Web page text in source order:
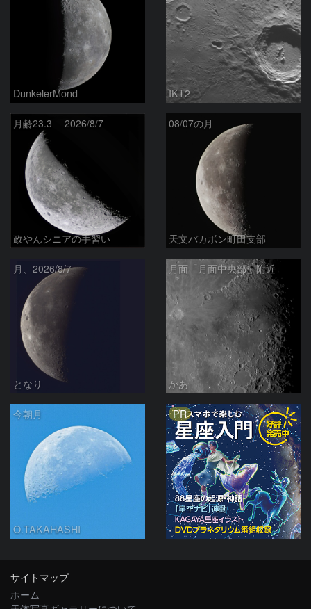
DunkelerMond IKT2
月齢23.3 2026/8/7
政やんシニアの手習い
08/07の月
天文バカボン町田支部
月、2026/8/7
となり
月面「月面中央部」附近
かあ
今朝月
O.TAKAHASHI
PR
サイトマップ
ホーム